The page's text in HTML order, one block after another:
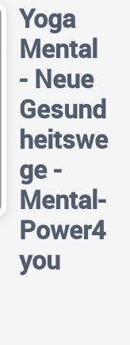
Yoga
Mental
- Neue
Gesund
heitswe
ge -
Mental-
Power4
you